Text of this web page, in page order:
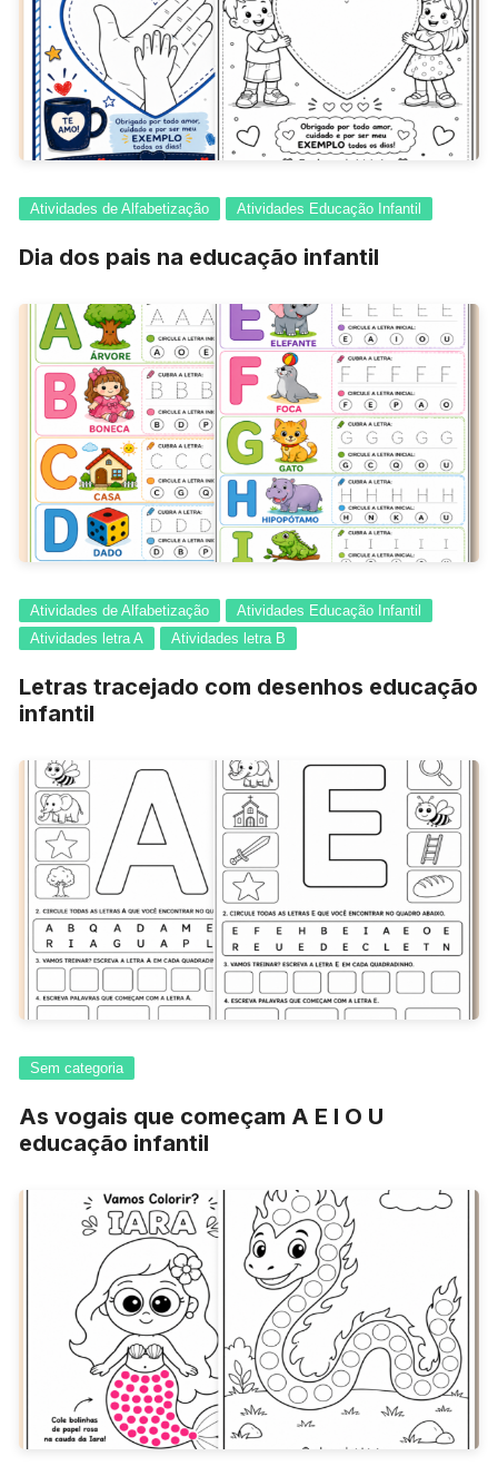
Atividades de Alfabetização Atividades Educação Infantil
Dia dos pais na educação infantil
Atividades de Alfabetização
Atividades Educação Infantil
Atividades letra A
Atividades letra B
Letras tracejado com desenhos educação
infantil
Sem categoria
As vogais que começam A E I O U
educação infantil